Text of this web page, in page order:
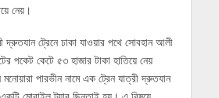
নেয়।
দ্রুতযান ট্রেনে ঢাকা যাওয়ার পথে সোবহান আলী
পকেট কেটে ৫৩ হাজার টাকা হাতিয়ে নেয়
পারভীন নামে এক ট্রেন যাত্রী দ্রুতযান